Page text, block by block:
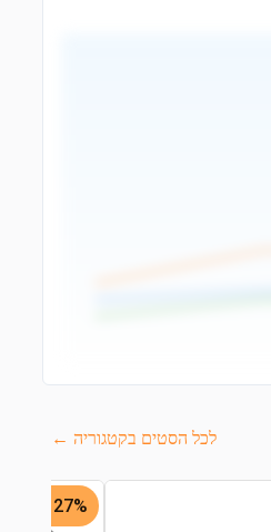
לכל הסטים בקטגוריה ←
27% -